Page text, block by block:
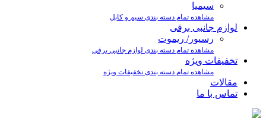
سیمیا
مشاهده تمام دسته بندی سیم و کابل
لوازم جانبی برقی
رسیور/ ریموت
مشاهده تمام دسته بندی لوازم جانبی برقی
تخفیفات ویژه
مشاهده تمام دسته بندی تخفیفات ویژه
مقالات
تماس با ما